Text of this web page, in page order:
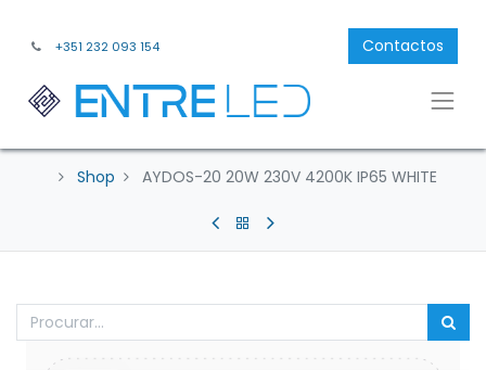
+351 232 093 154 Contactos
Shop AYDOS-20 20W 230V 4200K IP65 WHITE